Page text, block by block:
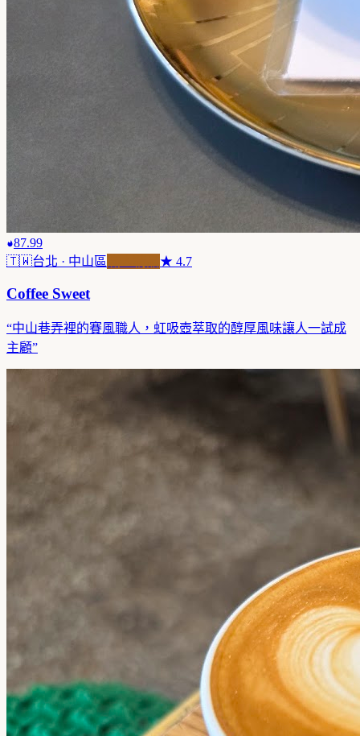
87.99
🇹🇼台北 · 中山區 ★ 4.7
Coffee Sweet
“中山巷弄裡的賽風職人，虹吸壺萃取的醇厚風味讓人一試成
主顧”